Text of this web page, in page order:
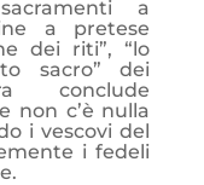
a
a pretese
dei riti”, “lo
sacro” dei
conclude
non c’è nulla
i vescovi del
i fedeli